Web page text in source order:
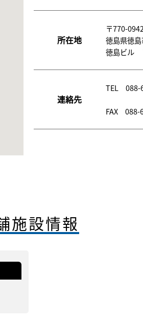
所在地
〒770-0942
徳島県徳島
徳島ビル
連絡先
TEL 088-
FAX 088-
施設情報